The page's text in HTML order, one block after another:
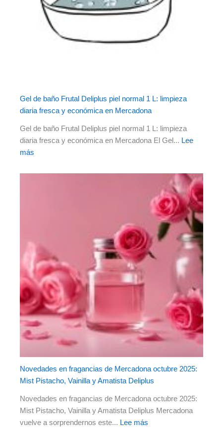
Gel de baño Frutal Deliplus piel normal 1 L: limpieza
diaria fresca y económica en Mercadona
Gel de baño Frutal Deliplus piel normal 1 L: limpieza
diaria fresca y económica en Mercadona El Gel... Lee
más
Novedades en fragancias de Mercadona octubre 2025:
Mist Pistacho, Vainilla y Amatista Deliplus
Novedades en fragancias de Mercadona octubre 2025:
Mist Pistacho, Vainilla y Amatista Deliplus Mercadona
vuelve a sorprendernos este... Lee más